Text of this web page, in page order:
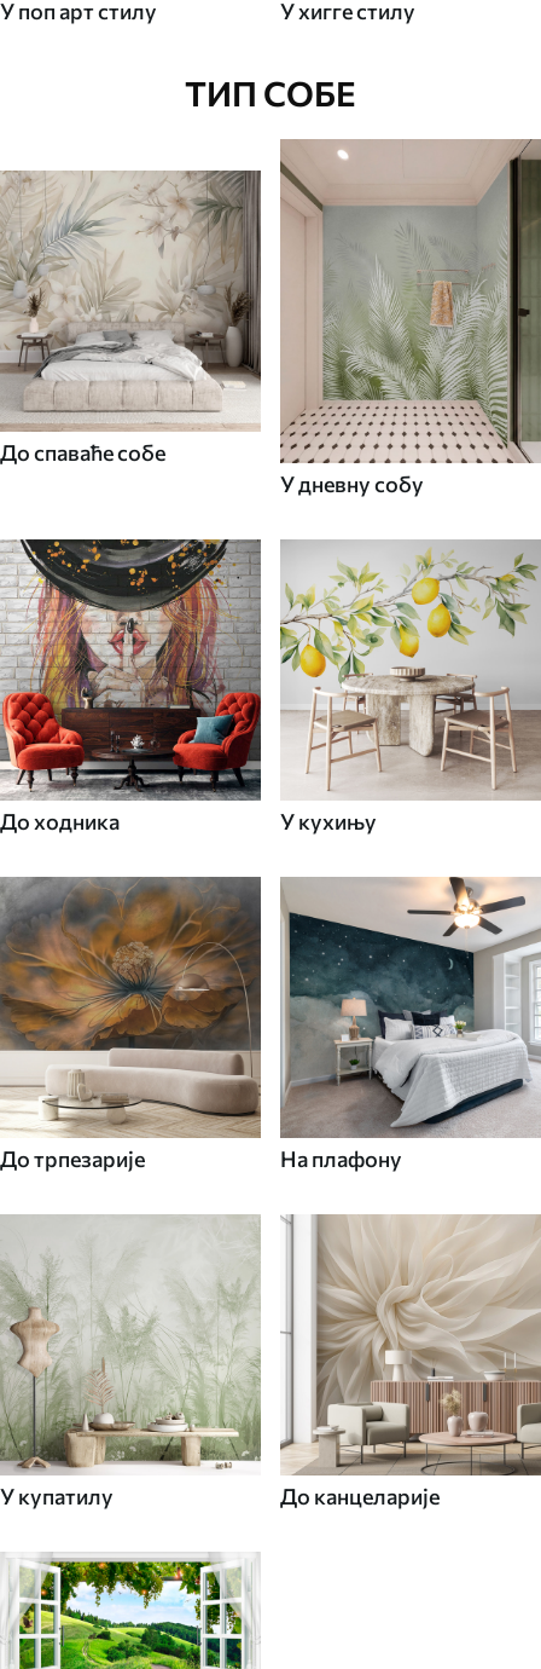
У поп арт стилу У хигге стилу
ТИП СОБЕ
До спаваће собе
У дневну собу
До ходника У кухињу
До трпезарије На плафону
У купатилу До канцеларије